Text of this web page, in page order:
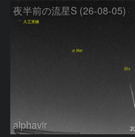
夜半前の流星S (26-08-05)
alphavir